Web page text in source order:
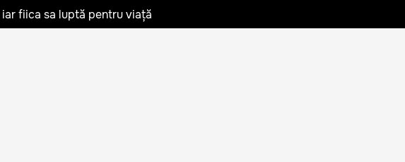
fiica sa luptă pentru viață